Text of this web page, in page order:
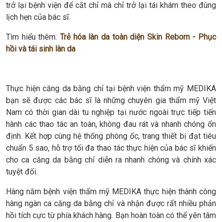
trở lại bệnh viện để cắt chỉ mà chỉ trở lại tái khám theo đúng
lịch hẹn của bác sĩ.
Tìm hiểu thêm: Trẻ hóa làn da toàn diện Skin Reborn - Phục
hồi và tái sinh làn da
Thực hiện căng da bằng chỉ tại bệnh viện thẩm mỹ MEDIKA
bạn sẽ được các bác sĩ là những chuyên gia thẩm mỹ Việt
Nam có thời gian dài tu nghiệp tại nước ngoài trực tiếp tiến
hành các thao tác an toàn, không đau rát và nhanh chóng ổn
định. Kết hợp cùng hệ thống phòng ốc, trang thiết bị đạt tiêu
chuẩn 5 sao, hỗ trợ tối đa thao tác thực hiện của bác sĩ khiến
cho ca căng da bằng chỉ diễn ra nhanh chóng và chính xác
tuyệt đối.
Hàng năm bệnh viện thẩm mỹ MEDIKA thực hiện thành công
hàng ngàn ca căng da bằng chỉ và nhận được rất nhiều phản
hồi tích cực từ phía khách hàng. Bạn hoàn toàn có thể yên tâm